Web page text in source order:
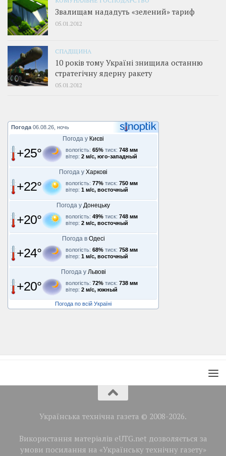
Звалищам нададуть «зелений» тариф
05.01.2012
СПАДЩИНА
10 років тому Україні знищила останню
стратегічну ядерну ракету
05.01.2012
Погода 06.08.26, ночь
Погода у Києві
+25° вологість: 65% тиск: 748 мм
вітер: 2 м/с, юго-западный
Погода у Харкові
+22° вологість: 77% тиск: 750 мм
вітер: 1 м/с, восточный
Погода у Донецьку
+20° вологість: 49% тиск: 748 мм
вітер: 2 м/с, восточный
Погода в Одесі
+24° вологість: 68% тиск: 758 мм
вітер: 1 м/с, восточный
Погода у Львові
+20° вологість: 72% тиск: 738 мм
вітер: 2 м/с, южный
Погода по всій Україні
Українська технічна газета © 2008-2026.
Використання матеріалів eUTG.net дозволяється за
умови посилання на «Українську технічну газету»